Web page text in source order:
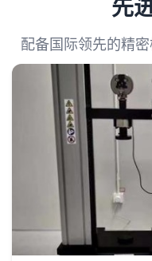
先
配备国际领先的精